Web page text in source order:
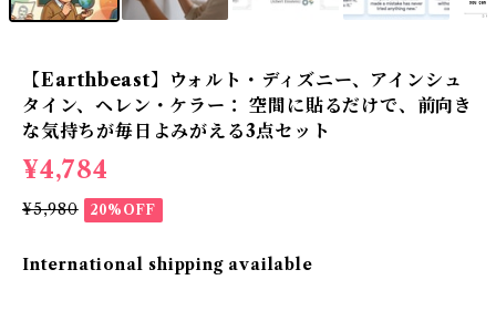
【Earthbeast】ウォルト・ディズニー、アインシュ
タイン、ヘレン・ケラー： 空間に貼るだけで、前向き
な気持ちが毎日よみがえる3点セット
¥4,784
¥5,980 20%OFF
International shipping available